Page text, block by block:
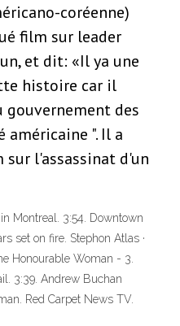
coréenne)
film sur leader
et dit: «Il ya une
histoire car il
gouvernement des
". Il a
l'assassinat d'un
Montreal. 3:54. Downtown
set on fire. Stephon Atlas ·
Honourable Woman - 3.
3:39. Andrew Buchan
Red Carpet News TV.